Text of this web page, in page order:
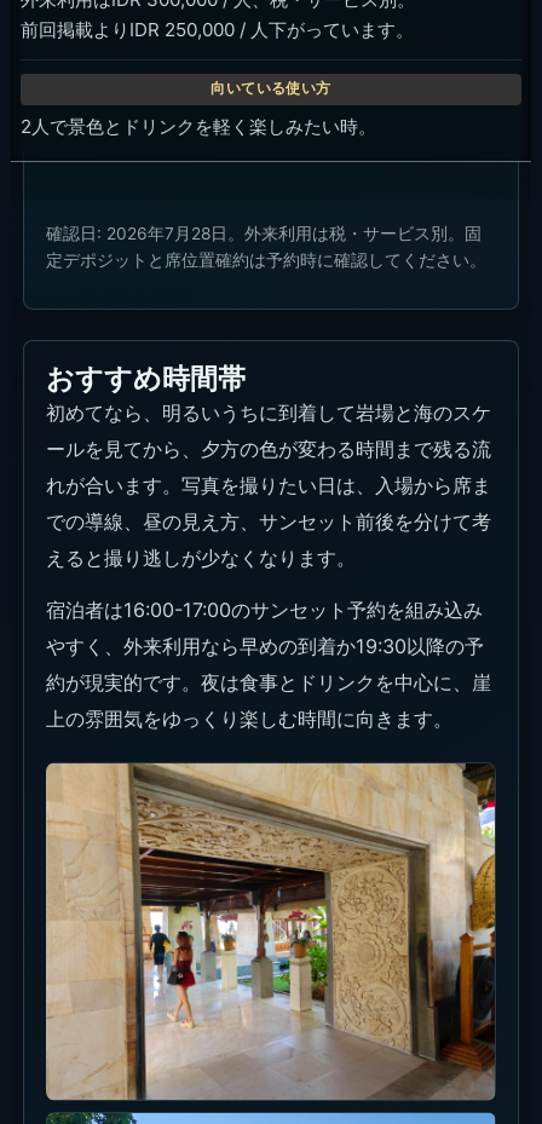
フードとドリンク
Rock Barはシグネチャードリンクの印象が強い場
所です。席のミニマムを使うなら、軽いフードだけ
でなく、カクテルや食事まで含めて組み立てる方が
無駄が出にくいです。